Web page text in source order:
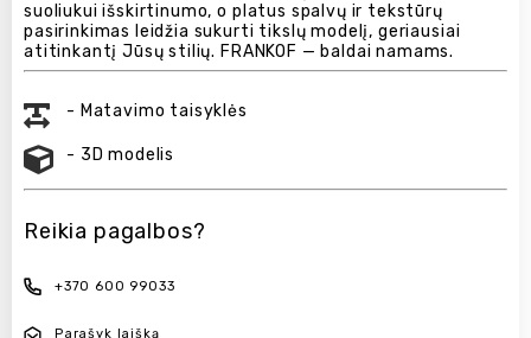
suoliukui išskirtinumo, o platus spalvų ir tekstūrų
pasirinkimas leidžia sukurti tikslų modelį, geriausiai
atitinkantį Jūsų stilių. FRANKOF — baldai namams.
- Matavimo taisyklės
- 3D modelis
Reikia pagalbos?
+370 600 99033
Parašyk laišką